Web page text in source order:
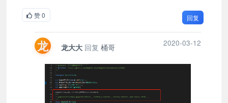
赞0 回复
2020-03-12
龙 龙大大 回复 桶哥